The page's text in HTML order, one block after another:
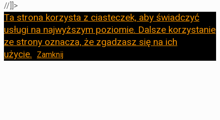
//]]>
Ta strona korzysta z ciasteczek, aby świadczyć
usługi na najwyższym poziomie. Dalsze korzystanie
ze strony oznacza, że zgadzasz się na ich
użycie.
Zamknij